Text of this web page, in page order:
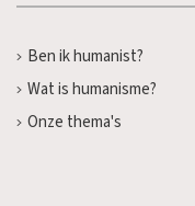
Ben ik humanist?
Wat is humanisme?
Onze thema's